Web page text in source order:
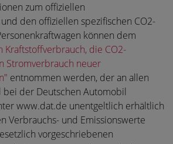
zum offiziellen
den offiziellen spezifischen CO2-
können dem
die CO2-
Stromverbrauch neuer
entnommen werden, der an allen
bei der Deutschen Automobil
www.dat.de unentgeltlich erhältlich
Verbrauchs- und Emissionswerte
vorgeschriebenen